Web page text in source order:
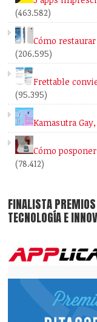
(463.582)
Cómo
(206.595)
Frettable
(95.395)
Kamasutra
Cómo
(78.412)
FINALISTA
TECNOLOGÍA E